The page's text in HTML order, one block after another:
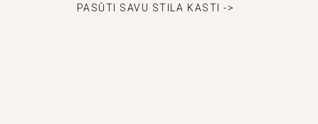
PASŪTI SAVU STILA KASTI ->